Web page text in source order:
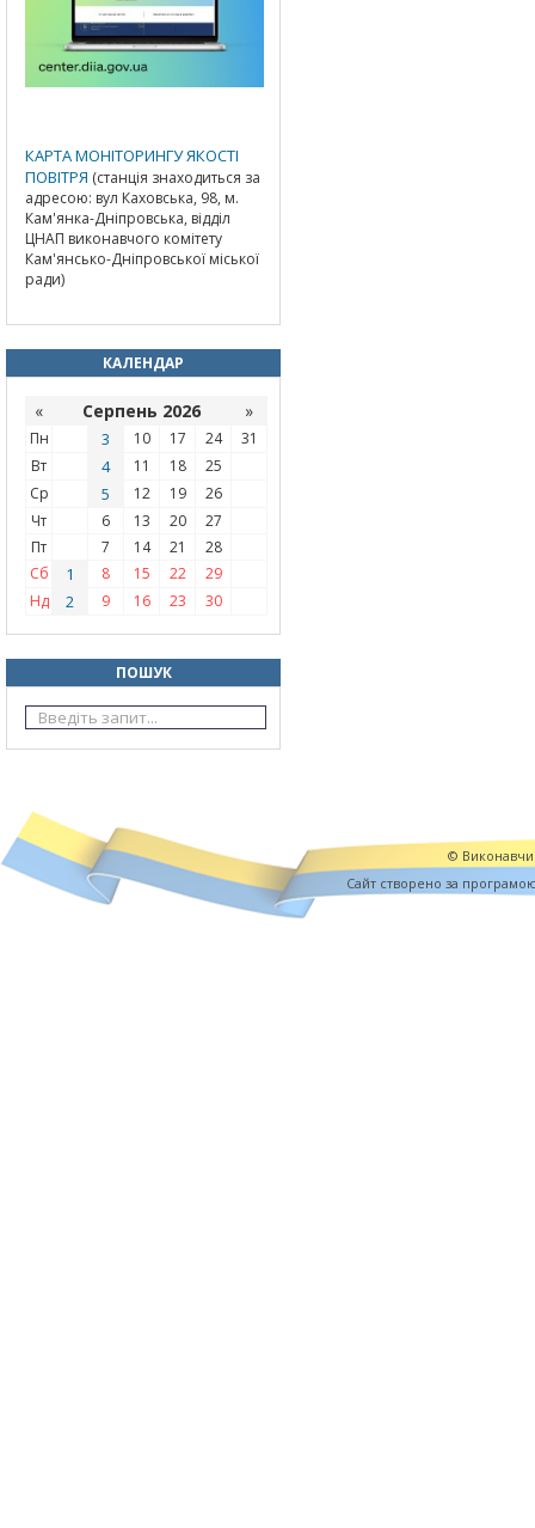
КАРТА МОНІТОРИНГУ ЯКОСТІ
ПОВІТРЯ (станція знаходиться за
адресою: вул Каховська, 98, м.
Кам'янка-Дніпровська, відділ
ЦНАП виконавчого комітету
Кам'янсько-Дніпровської міської
ради)
КАЛЕНДАР
« Серпень 2026 »
Пн 3 10 17 24
31
Вт
4 11 18
25
Ср
5 12 19
26
Чт
6 13 20
27
Пт
7 14 21
28
Сб
1 8 15 22
29
Нд
2 9 16 23 30
ПОШУК
©
Cайт створено за